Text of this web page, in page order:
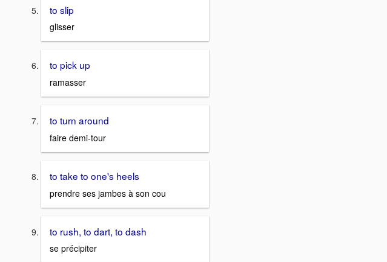
to slip
glisser
to pick up
ramasser
to turn around
faire demi-tour
to take to one's heels
prendre ses jambes à son cou
to rush, to dart, to dash
se précipiter